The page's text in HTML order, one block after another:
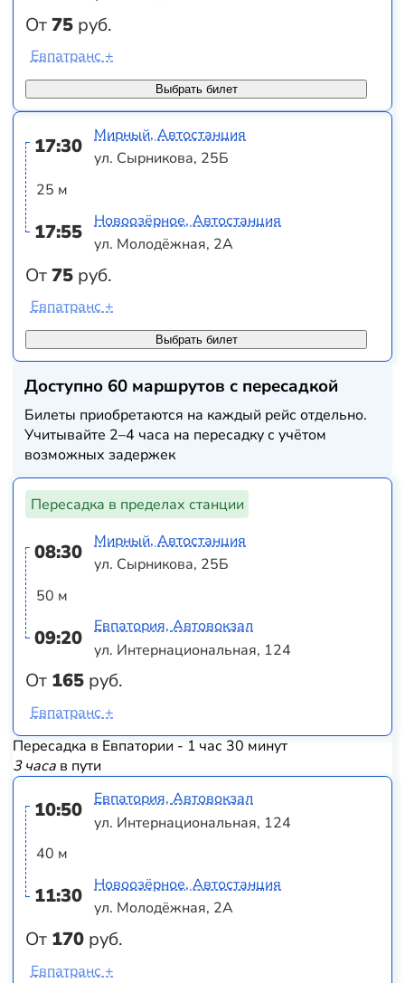
От75 руб.
Выбрать билет
Евпатранс +
17:30
25 м
17:55
От75 руб.
Мирный, Автостанция
ул. Сырникова, 25Б
Новоозёрное, Автостанция
ул. Молодёжная, 2А
Выбрать билет
Евпатранс +
Доступно 60 маршрутов с пересадкой
Билеты приобретаются на каждый рейс отдельно.
Учитывайте 2–4 часа на пересадку с учётом
возможных задержек
Пересадка в пределах станции
08:30
50 м
09:20
От 165 руб.
Мирный, Автостанция
ул. Сырникова, 25Б
Евпатория, Автовокзал
ул. Интернациональная, 124
Евпатранс +
Пересадка в Евпатории - 1 час 30 минут
3 часав пути
10:50
40 м
11:30
От 170 руб.
Евпатория, Автовокзал
ул. Интернациональная, 124
Новоозёрное, Автостанция
ул. Молодёжная, 2А
Евпатранс +